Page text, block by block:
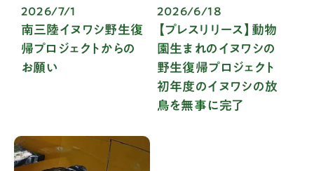
2026/7/1
南三陸イヌワシ野生復
帰プロジェクトからの
お願い
2026/6/18
【プレスリリース】動物
園生まれのイヌワシの
野生復帰プロジェクト
初年度のイヌワシの放
鳥を無事に完了